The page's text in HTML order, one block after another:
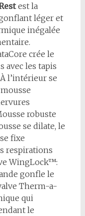
est la
léger et
inégalée
crée le
avec les tapis
l’intérieur se
robuste
se dilate, le
fixe
respirations
WingLock™:
gonfle le
Therm-a-
qui
le